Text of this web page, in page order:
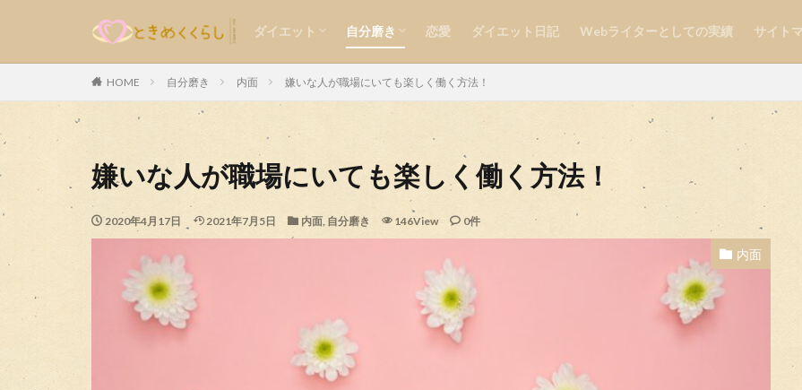
ダイエット
食事
運動
メンタル
自分磨き
外見
内面
恋愛 ダイエット日記 Webライターとしての実績 サイト
HOME 自分磨き 内面 嫌いな人が職場にいても楽しく働く方法！
嫌いな人が職場にいても楽しく働く方法！
2020年4月17日 2021年7月5日 内面, 自分磨き 146View 0件
内面
カテゴリー
検索